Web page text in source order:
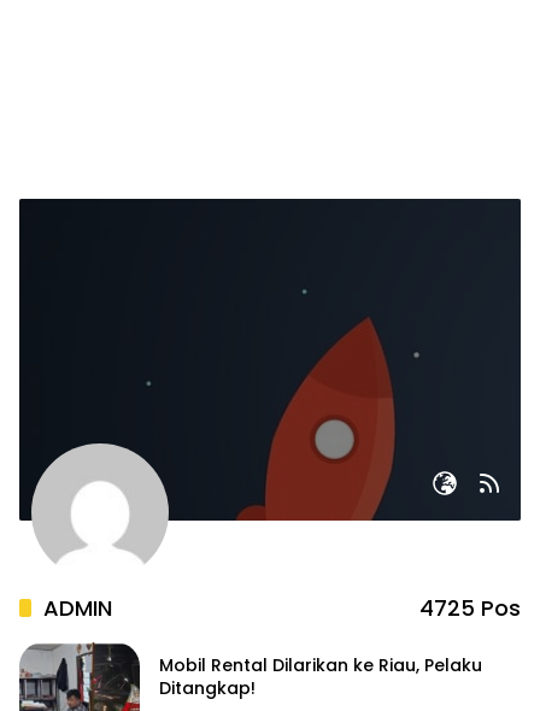
ADMIN 4725 Pos
Mobil Rental Dilarikan ke Riau, Pelaku
Ditangkap!